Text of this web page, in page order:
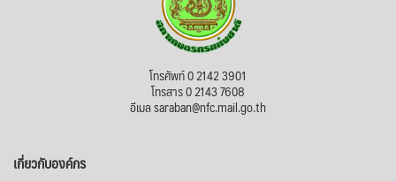
โทรศัพท์ 0 2142 3901
โทรสาร 0 2143 7608
อีเมล saraban@nfc.mail.go.th
เกี่ยวกับองค์กร